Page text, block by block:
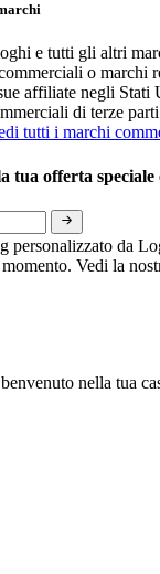
e tutti gli altri
o marchi
affiliate negli Stati
di terze
tutti i marchi
tua offerta speciale
personalizzato da
Vedi la
nella tua